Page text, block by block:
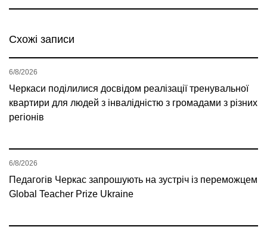
Схожі записи
Черкаси поділилися досвідом реалізації тренувальної
квартири для людей з інвалідністю з громадами з різних
регіонів
6/8/2026
Педагогів Черкас запрошують на зустріч із переможцем
Global Teacher Prize Ukraine
6/8/2026